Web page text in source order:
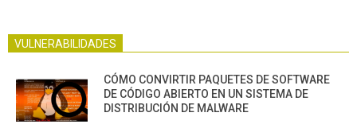
VULNERABILIDADES
CÓMO CONVIRTIR PAQUETES DE SOFTWARE
DE CÓDIGO ABIERTO EN UN SISTEMA DE
DISTRIBUCIÓN DE MALWARE